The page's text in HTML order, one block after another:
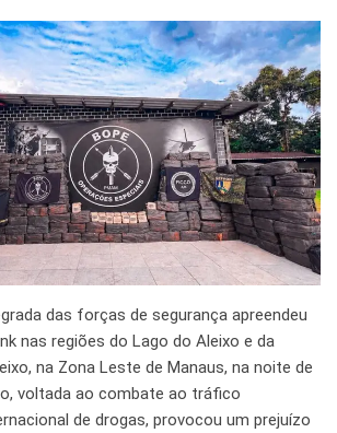
das forças de segurança apreendeu
nas regiões do Lago do Aleixo e da
na Zona Leste de Manaus, na noite de
voltada ao combate ao tráfico
de drogas, provocou um prejuízo